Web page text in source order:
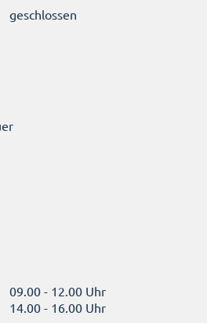
geschlossen
09.00 - 12.00 Uhr
14.00 - 16.00 Uhr